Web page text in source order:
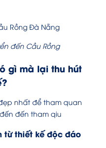
đến Cầu Rồng
gì mà lại thu hút
nhất để tham quan
đến tham qiu
từ thiết kế độc đáo